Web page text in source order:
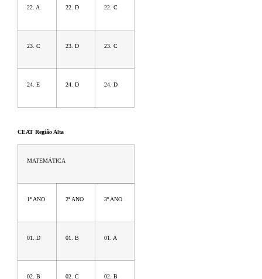
22. A 22. D 22. C
23. C 23. D 23. C
24. E 24. D 24. D
CEAT Região Alta
MATEMÁTICA
1º ANO 2º ANO 3º ANO
01. D 01. B 01. A
02. B 02. C 02. B